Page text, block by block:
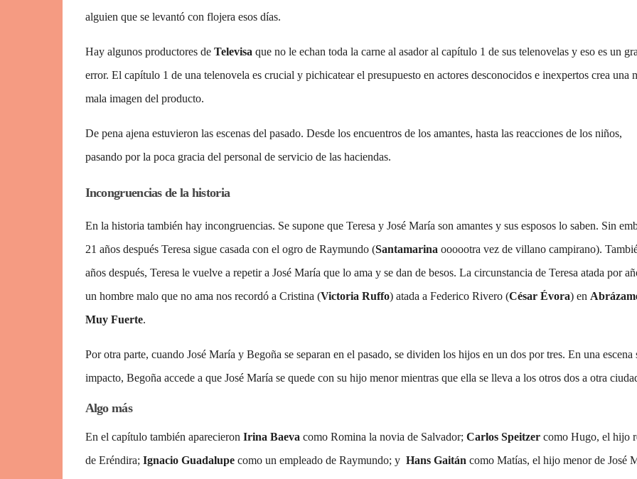
alguien que se levantó con flojera esos días.
Hay algunos productores de Televisa que no le echan toda la carne al asador al capítulo 1 de sus telenovelas y eso es un
error. El capítulo 1 de una telenovela es crucial y pichicatear el presupuesto en actores desconocidos e inexpertos crea una
mala imagen del producto.
De pena ajena estuvieron las escenas del pasado. Desde los encuentros de los amantes, hasta las reacciones de los niños,
pasando por la poca gracia del personal de servicio de las haciendas.
Incongruencias de la historia
En la historia también hay incongruencias. Se supone que Teresa y José María son amantes y sus esposos lo saben. Sin
21 años después Teresa sigue casada con el ogro de Raymundo (Santamarina oooootra vez de villano campirano).
años después, Teresa le vuelve a repetir a José María que lo ama y se dan de besos. La circunstancia de Teresa atada por
un hombre malo que no ama nos recordó a Cristina (Victoria Ruffo) atada a Federico Rivero (César Évora) en
Muy Fuerte.
Por otra parte, cuando José María y Begoña se separan en el pasado, se dividen los hijos en un dos por tres. En una escena
impacto, Begoña accede a que José María se quede con su hijo menor mientras que ella se lleva a los otros dos a otra
Algo más
En el capítulo también aparecieron Irina Baeva como Romina la novia de Salvador; Carlos Speitzercomo Hugo, el hijo
de Eréndira; Ignacio Guadalupecomo un empleado de Raymundo; y Hans Gaitán como Matías, el hijo menor de José